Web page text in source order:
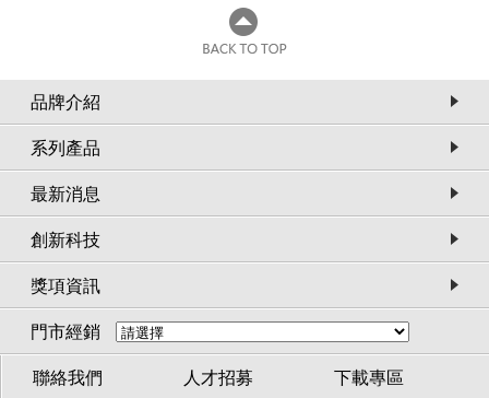
品牌介紹
系列產品
最新消息
創新科技
獎項資訊
門市經銷
聯絡我們 人才招募 下載專區